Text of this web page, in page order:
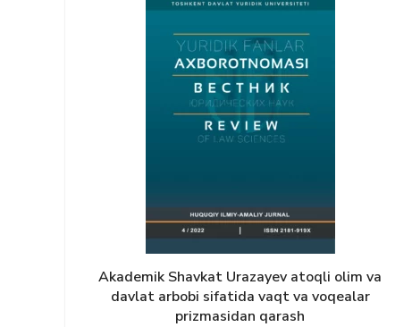
Akademik Shavkat Urazayev atoqli olim va
davlat arbobi sifatida vaqt va voqealar
prizmasidan qarash